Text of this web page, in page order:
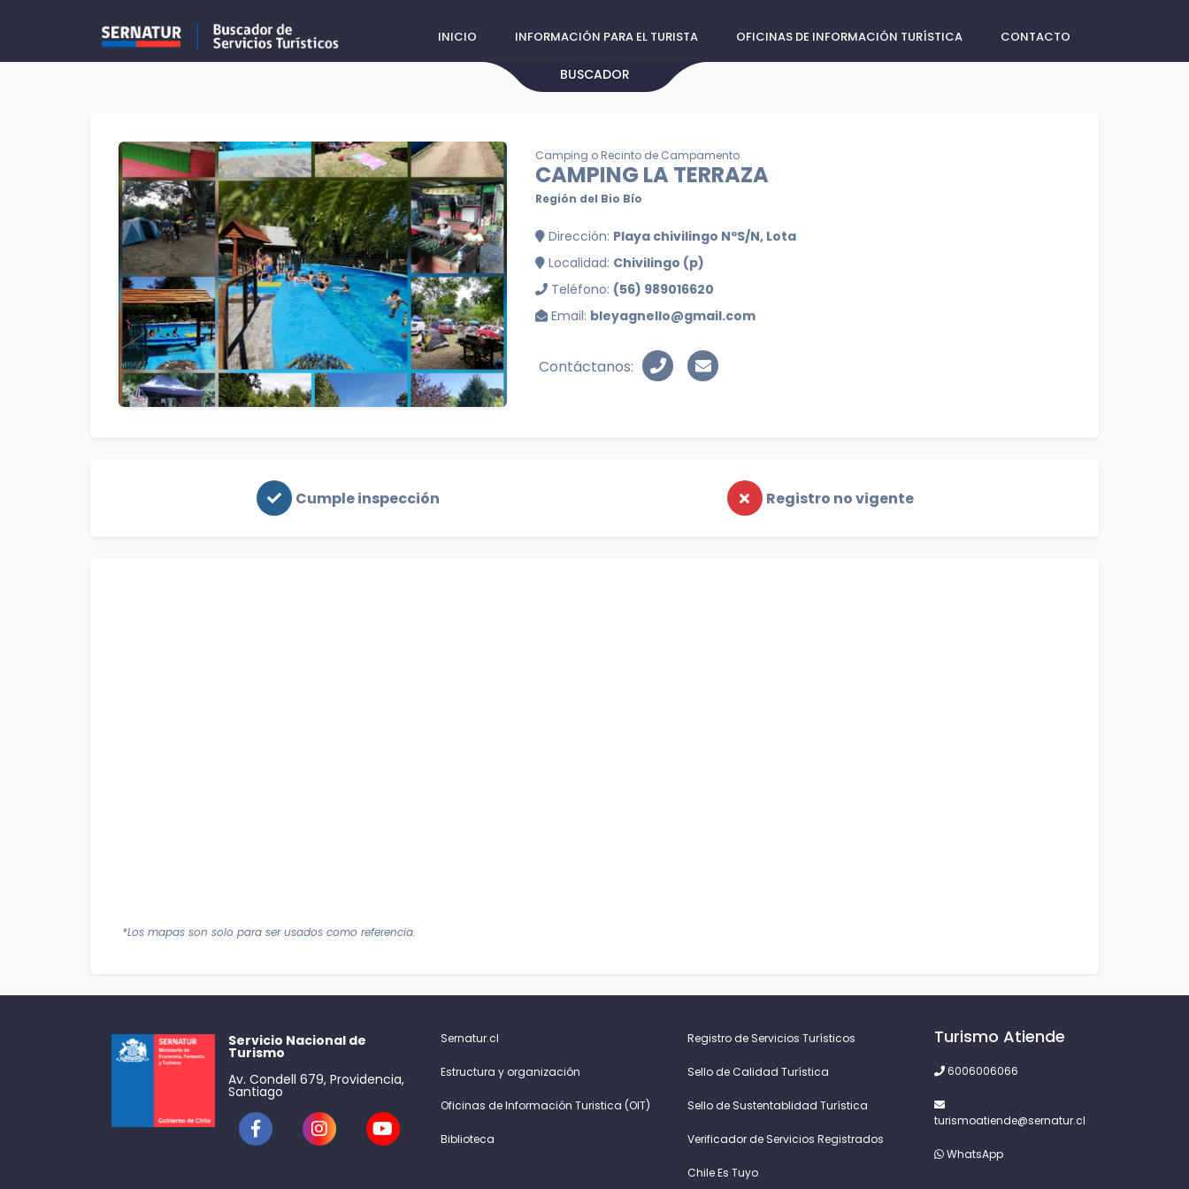
INICIO INFORMACIÓN PARA EL TURISTA OFICINAS DE INFORMACIÓN TURÍSTICA CONTACTO
BUSCADOR
Camping o Recinto de Campamento
CAMPING LA TERRAZA
Región del Bio Bío
Dirección: Playa chivilingo NºS/N, Lota
Localidad: Chivilingo (p)
Teléfono: (56) 989016620
Email: bleyagnello@gmail.com
Contáctanos:
Cumple inspección Registro no vigente
*Los mapas son solo para ser usados como referencia.
Servicio Nacional de
Turismo
Av. Condell 679, Providencia,
Santiago
Sernatur.cl
Estructura y organización
Oficinas de Información Turistica (OIT)
Biblioteca
Registro de Servicios Turísticos
Sello de Calidad Turística
Sello de Sustentablidad Turística
Verificador de Servicios Registrados
Chile Es Tuyo
Turismo Atiende
6006006066
turismoatiende@sernatur.cl
WhatsApp